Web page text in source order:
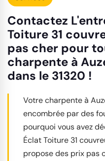
Contactez
Toiture 31
pas cher pour
charpente à
dans le 31320 !
Votre charpente à
encombrée par des
pourquoi vous avez
Éclat Toiture 31
propose des prix pas